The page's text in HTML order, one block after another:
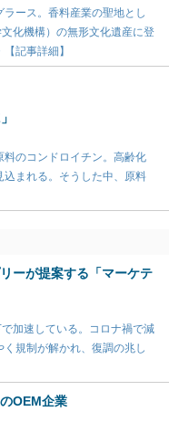
ース。香料産業の聖地とし
化機構）の無形文化遺産に登
記事詳細】
のコンドロイチン。高齢化
まれる。そうした中、原料
ーが提案する「マーケテ
加速している。コロナ禍で減
規制が解かれ、復調の兆し
OEM企業